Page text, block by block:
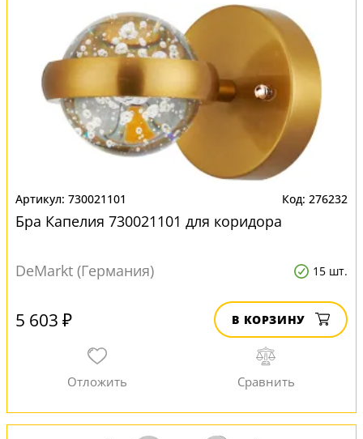
730021101 276232
Бра Капелия 730021101 для коридора
DeMarkt (Германия) 15 шт.
5 603 ₽ В КОРЗИНУ